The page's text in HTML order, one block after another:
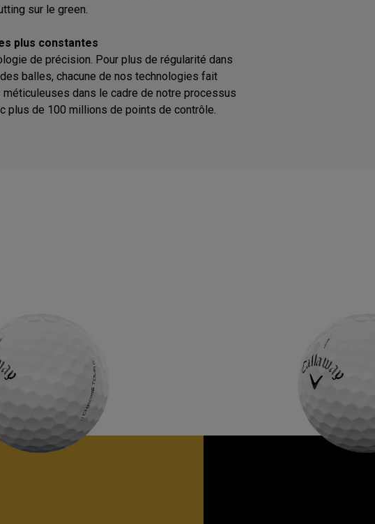
sur le green.
plus constantes
de précision. Pour plus de régularité dans
balles, chacune de nos technologies fait
méticuleuses dans le cadre de notre processus
plus de 100 millions de points de contrôle.